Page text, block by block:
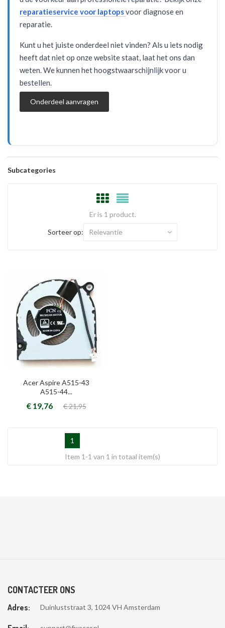
reparatieservice voor laptopsvoor diagnose en
reparatie.
Kunt u het juiste onderdeel niet vinden? Als u iets nodig
heeft dat niet op onze website staat, laat het ons dan
weten. We kunnen het hoogstwaarschijnlijk voor u
bestellen.
Onderdeel aanvragen
Subcategories
Er is 1 product.
Sorteer op: Relevantie
Acer Aspire A515-43
A515-44...
€ 19,76 € 21,95
1
Item 1-1 van 1 in totaal item(s)
CONTACTEER ONS
Adres: Duinluststraat 3, 1024 VH Amsterdam